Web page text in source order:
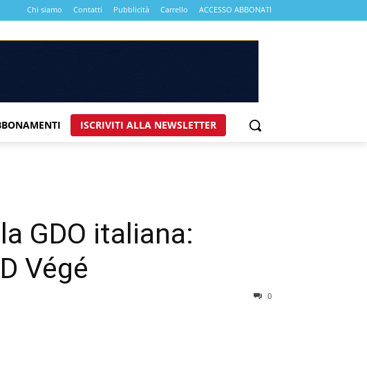
Chi siamo Contatti Pubblicità Carrello ACCESSO ABBONATI
ISCRIVITI ALLA NEWSLETTER
GDO italiana:
Végé
0